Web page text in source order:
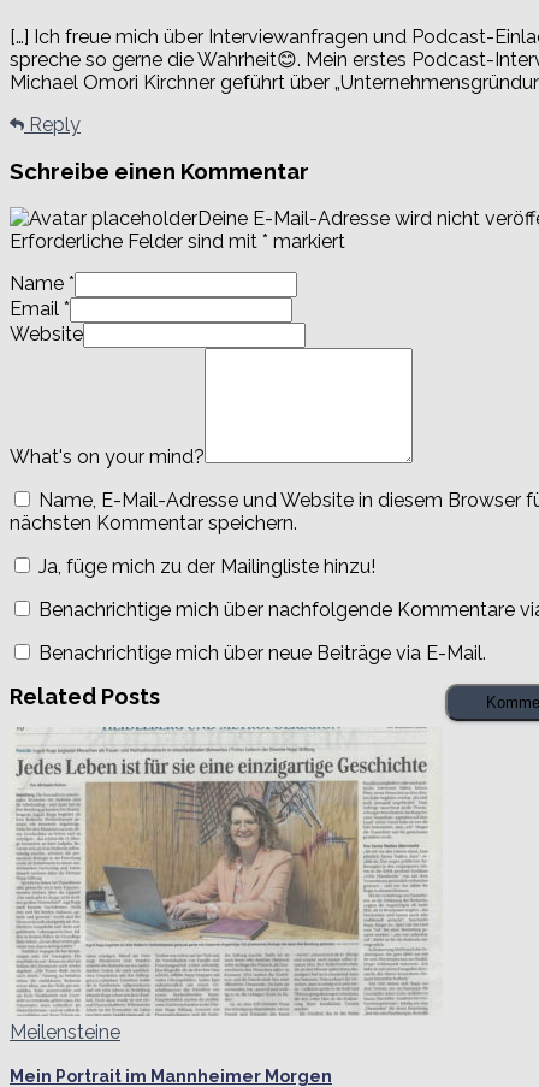
[…] Ich freue mich über Interviewanfragen und Podcast-
spreche so gerne die Wahrheit😊. Mein erstes Podcast-
Michael Omori Kirchner geführt über
Reply
Schreibe einen Kommentar
Deine E-Mail-Adresse wird nicht
Erforderliche Felder sind mit * markiert
Name *
Email *
Website
What's on your mind?
Name, E-Mail-Adresse und Website in diesem Browser
nächsten Kommentar speichern.
Ja, füge mich zu der Mailingliste hinzu!
Benachrichtige mich über nachfolgende Kommentare
Benachrichtige mich über neue Beiträge via E-Mail.
Related Posts
Meilensteine
Mein Portrait im Mannheimer Morgen